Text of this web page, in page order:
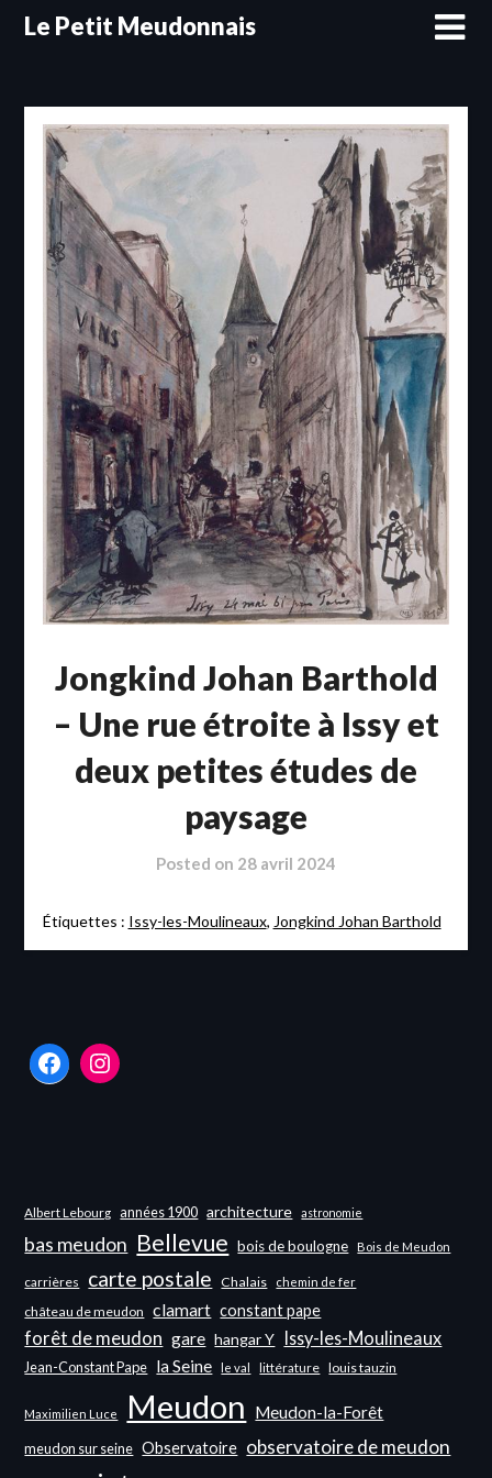
SkipLe Petit Meudonnais
Jongkind Johan Barthold
– Une rue étroite à Issy et
deux petites études de
paysage
Posted on 28 avril 2024
Étiquettes : Issy-les-Moulineaux, Jongkind Johan Barthold
FacebookInstagram
Albert Lebourg années 1900 architecture astronomie
bas meudon Bellevue bois de boulogne Bois de Meudon
carrières carte postale Chalais chemin de fer
château de meudon clamart constant pape
forêt de meudon gare hangar Y Issy-les-Moulineaux
Jean-Constant Pape la Seine le val littérature louis tauzin
Maximilien Luce Meudon Meudon-la-Forêt
meudon sur seine Observatoire observatoire de meudon